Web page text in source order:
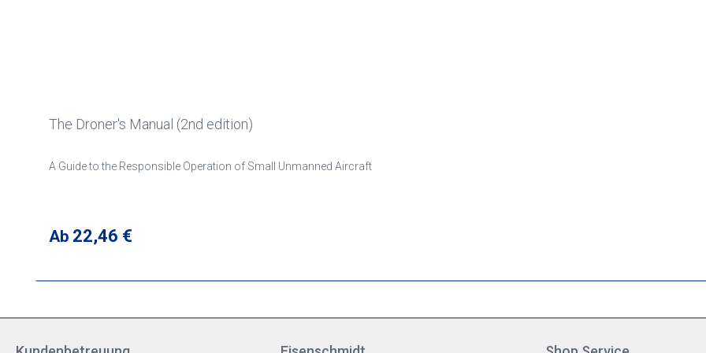
The Droner's Manual (2nd edition)
A Guide to the Responsible Operation of Small Unmanned Aircraft
Regulärer Preis:
Ab 22,46 €